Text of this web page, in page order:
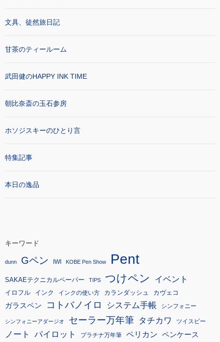
文具、徒然旅日記
甘茶のティールーム
武田健のHAPPY INK TIME
朝比奈斎の玉石参房
ホソジスキーのひとり言
特集記事
本日の逸品
キーワード
dunn Gペン IWI KOBE Pen Show Pent
SAKAEテクニカルペーパー TIPS つけペン イベント
イロフル インク インクの使い方 カランダッシュ カヴェコ
ガラスペン コトバノイロ システム手帳 シンフォニー
シンフォニーアダージオ セーラー万年筆 タチカワ ツイスビー
ノート パイロット プラチナ万年筆 ペリカン ペンケース